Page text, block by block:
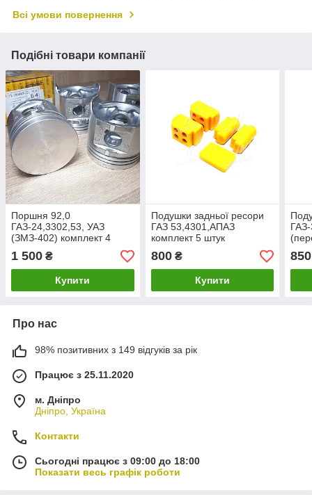
Всі умови повернення
Подібні товари компанії
Поршня 92,0
ГАЗ-24,3302,53, УАЗ
(ЗМЗ-402) комплект 4
штуки (про-то Автрамат)
1 500 ₴
Купити
Подушки задньої ресори
ГАЗ 53,4301,АПАЗ
комплект 5 штук
поліуретан ( пр-во
DETALKA)
800₴
Купити
850
Про нас
98% позитивних з 149 відгуків за рік
Працює з 25.11.2020
м. Дніпро
Дніпро, Україна
Контакти
Сьогодні працює з 09:00 до 18:00
Показати весь графік роботи